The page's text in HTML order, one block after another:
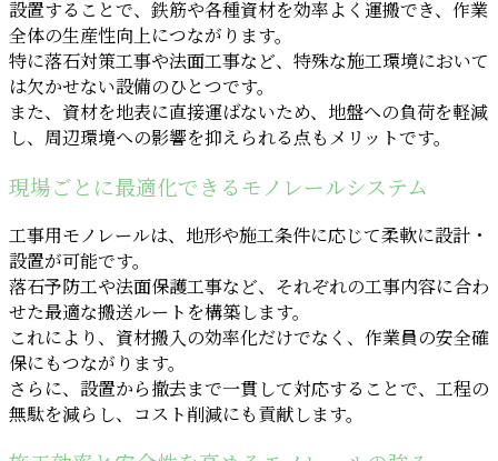
設置することで、鉄筋や各種資材を効率よく運搬でき、作業
全体の生産性向上につながります。
特に落石対策工事や法面工事など、特殊な施工環境において
は欠かせない設備のひとつです。
また、資材を地表に直接運ばないため、地盤への負荷を軽減
し、周辺環境への影響を抑えられる点もメリットです。
現場ごとに最適化できるモノレールシステム
工事用モノレールは、地形や施工条件に応じて柔軟に設計・
設置が可能です。
落石予防工や法面保護工事など、それぞれの工事内容に合わ
せた最適な搬送ルートを構築します。
これにより、資材搬入の効率化だけでなく、作業員の安全確
保にもつながります。
さらに、設置から撤去まで一貫して対応することで、工程の
無駄を減らし、コスト削減にも貢献します。